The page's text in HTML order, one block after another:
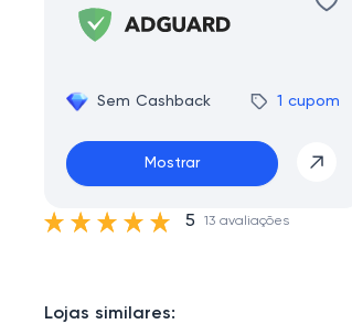
Sem Cashback 1 cupom
Mostrar
5 13 avaliações
Lojas similares: